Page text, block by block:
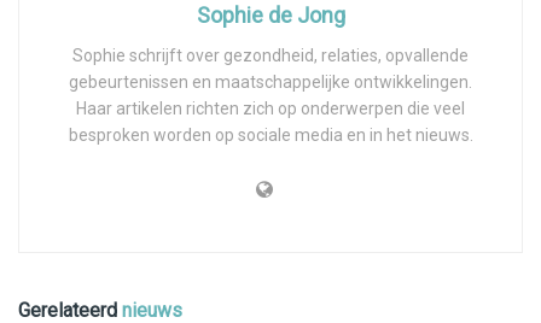
Sophie de Jong
Sophie schrijft over gezondheid, relaties, opvallende
gebeurtenissen en maatschappelijke ontwikkelingen.
Haar artikelen richten zich op onderwerpen die veel
besproken worden op sociale media en in het nieuws.
Gerelateerd nieuws